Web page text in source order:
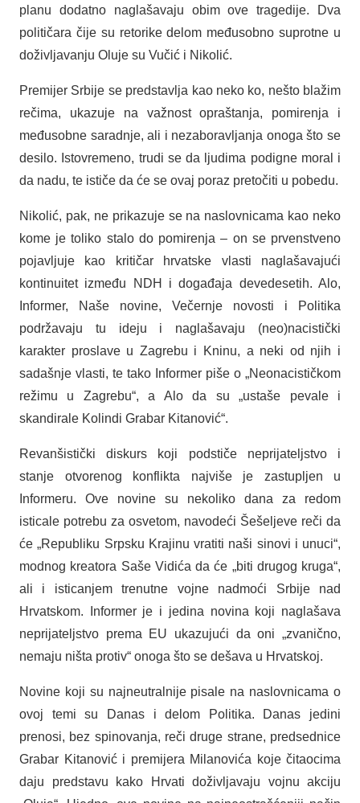
planu dodatno naglašavaju obim ove tragedije. Dva
političara čije su retorike delom međusobno suprotne u
doživljavanju Oluje su Vučić i Nikolić.
Premijer Srbije se predstavlja kao neko ko, nešto blažim
rečima, ukazuje na važnost opraštanja, pomirenja i
međusobne saradnje, ali i nezaboravljanja onoga što se
desilo. Istovremeno, trudi se da ljudima podigne moral i
da nadu, te ističe da će se ovaj poraz pretočiti u pobedu.
Nikolić, pak, ne prikazuje se na naslovnicama kao neko
kome je toliko stalo do pomirenja – on se prvenstveno
pojavljuje kao kritičar hrvatske vlasti naglašavajući
kontinuitet između NDH i događaja devedesetih. Alo,
Informer, Naše novine, Večernje novosti i Politika
podržavaju tu ideju i naglašavaju (neo)nacistički
karakter proslave u Zagrebu i Kninu, a neki od njih i
sadašnje vlasti, te tako Informer piše o „Neonacističkom
režimu u Zagrebu“, a Alo da su „ustaše pevale i
skandirale Kolindi Grabar Kitanović“.
Revanšistički diskurs koji podstiče neprijateljstvo i
stanje otvorenog konflikta najviše je zastupljen u
Informeru. Ove novine su nekoliko dana za redom
isticale potrebu za osvetom, navodeći Šešeljeve reči da
će „Republiku Srpsku Krajinu vratiti naši sinovi i unuci“,
modnog kreatora Saše Vidića da će „biti drugog kruga“,
ali i isticanjem trenutne vojne nadmoći Srbije nad
Hrvatskom. Informer je i jedina novina koji naglašava
neprijateljstvo prema EU ukazujući da oni „zvanično,
nemaju ništa protiv“ onoga što se dešava u Hrvatskoj.
Novine koji su najneutralnije pisale na naslovnicama o
ovoj temi su Danas i delom Politika. Danas jedini
prenosi, bez spinovanja, reči druge strane, predsednice
Grabar Kitanović i premijera Milanovića koje čitaocima
daju predstavu kako Hrvati doživljavaju vojnu akciju